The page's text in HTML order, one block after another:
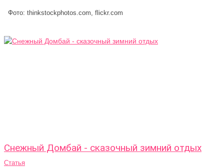
Фото: thinkstockphotos.com, flickr.com
Снежный Домбай - сказочный зимний отдых
Статья